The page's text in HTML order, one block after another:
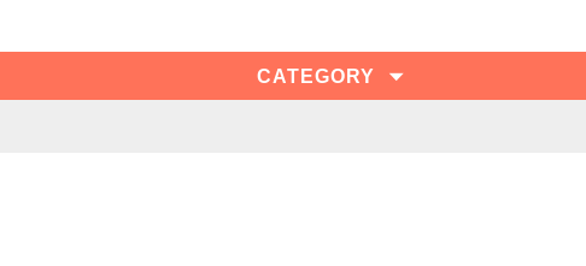
CATEGORY